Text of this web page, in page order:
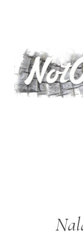
principal